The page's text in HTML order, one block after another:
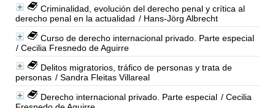
Criminalidad, evolución del derecho penal y crítica al
derecho penal en la actualidad / Hans-Jörg Albrecht
Curso de derecho internacional privado. Parte especial
/ Cecilia Fresnedo de Aguirre
Delitos migratorios, tráfico de personas y trata de
personas / Sandra Fleitas Villareal
Derecho internacional privado. Parte especial / Cecilia